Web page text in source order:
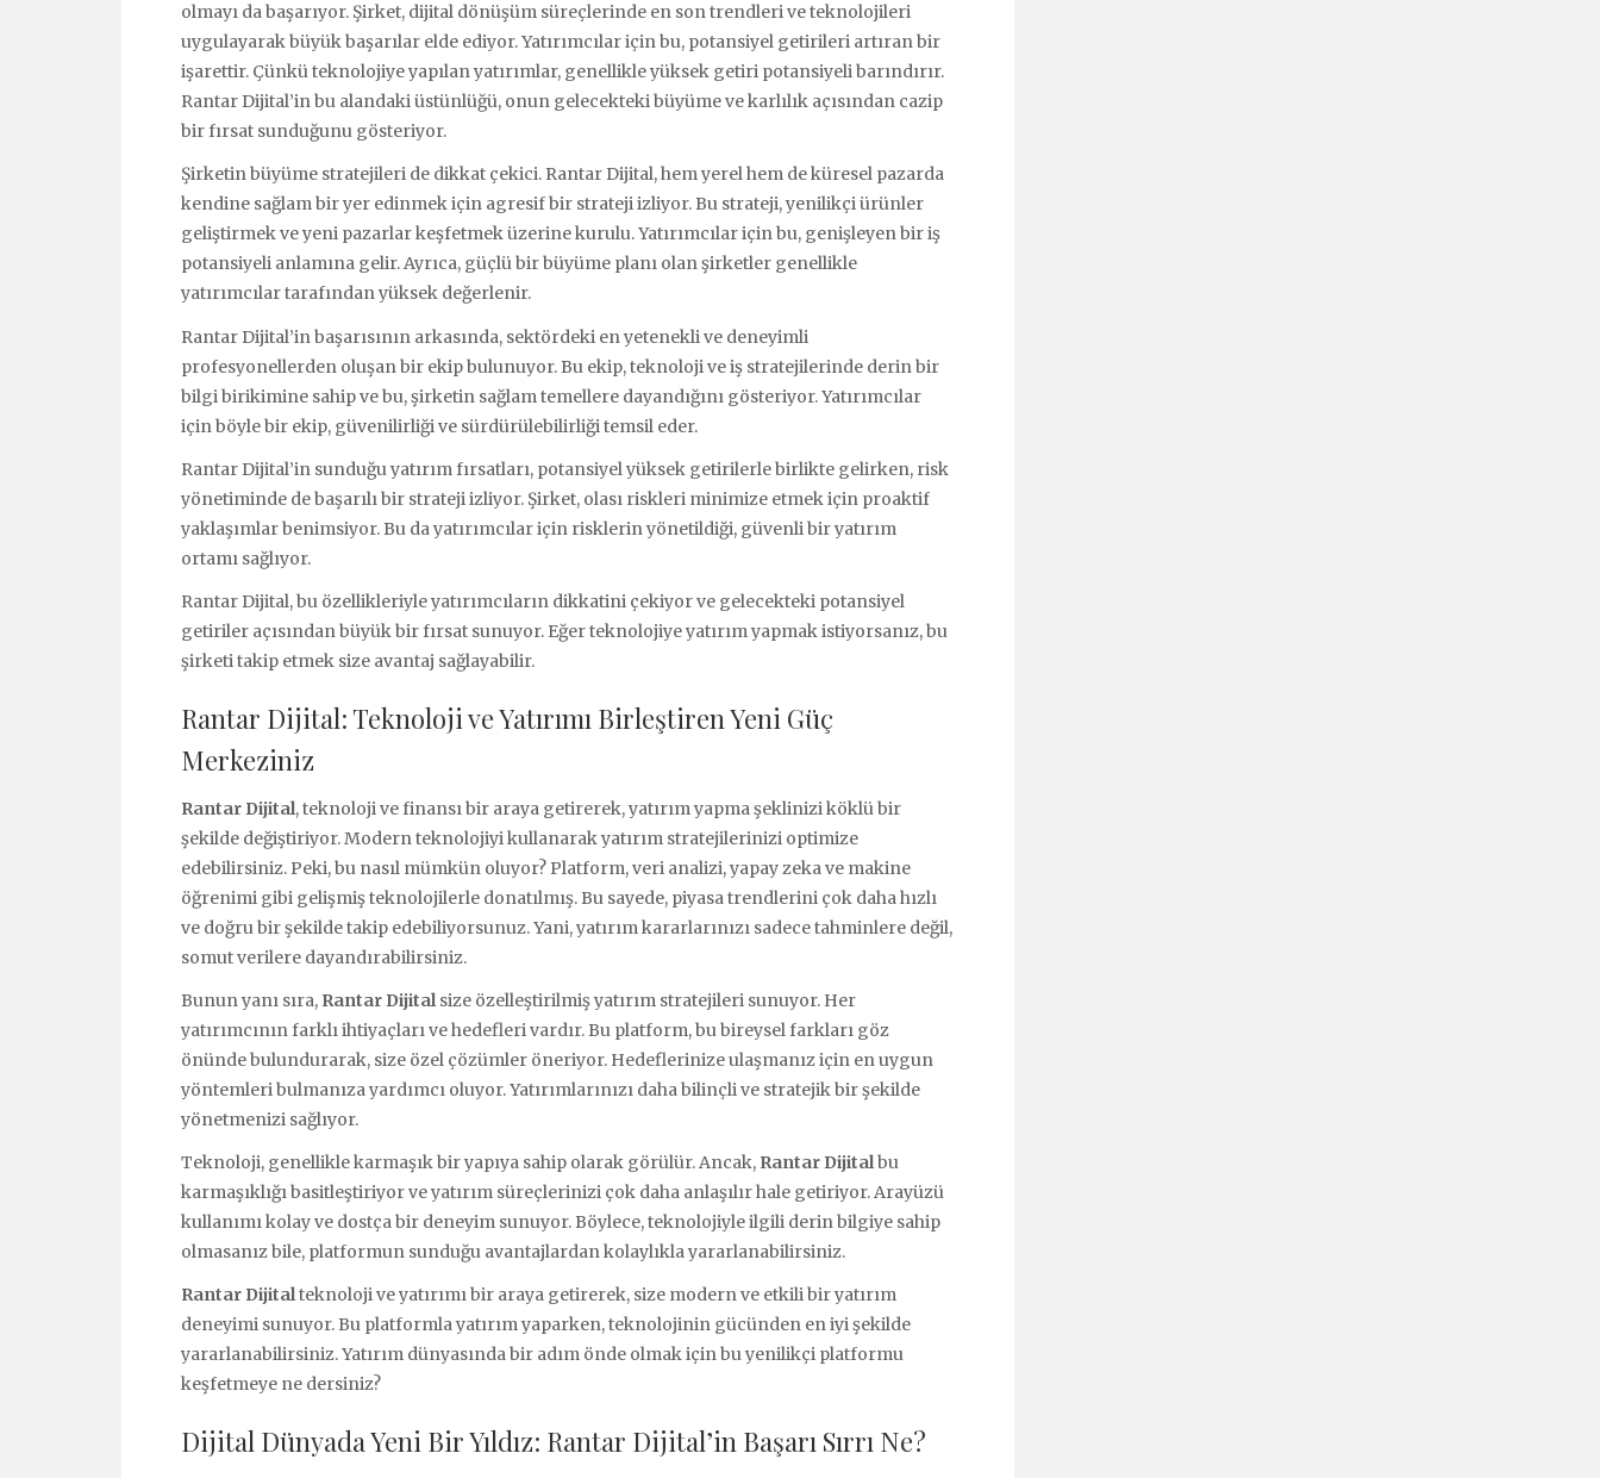
olmayı da başarıyor. Şirket, dijital dönüşüm süreçlerinde en son trendleri ve teknolojileri
uygulayarak büyük başarılar elde ediyor. Yatırımcılar için bu, potansiyel getirileri artıran bir
işarettir. Çünkü teknolojiye yapılan yatırımlar, genellikle yüksek getiri potansiyeli barındırır.
Rantar Dijital’in bu alandaki üstünlüğü, onun gelecekteki büyüme ve karlılık açısından cazip
bir fırsat sunduğunu gösteriyor.
Şirketin büyüme stratejileri de dikkat çekici. Rantar Dijital, hem yerel hem de küresel pazarda
kendine sağlam bir yer edinmek için agresif bir strateji izliyor. Bu strateji, yenilikçi ürünler
geliştirmek ve yeni pazarlar keşfetmek üzerine kurulu. Yatırımcılar için bu, genişleyen bir iş
potansiyeli anlamına gelir. Ayrıca, güçlü bir büyüme planı olan şirketler genellikle
yatırımcılar tarafından yüksek değerlenir.
Rantar Dijital’in başarısının arkasında, sektördeki en yetenekli ve deneyimli
profesyonellerden oluşan bir ekip bulunuyor. Bu ekip, teknoloji ve iş stratejilerinde derin bir
bilgi birikimine sahip ve bu, şirketin sağlam temellere dayandığını gösteriyor. Yatırımcılar
için böyle bir ekip, güvenilirliği ve sürdürülebilirliği temsil eder.
Rantar Dijital’in sunduğu yatırım fırsatları, potansiyel yüksek getirilerle birlikte gelirken, risk
yönetiminde de başarılı bir strateji izliyor. Şirket, olası riskleri minimize etmek için proaktif
yaklaşımlar benimsiyor. Bu da yatırımcılar için risklerin yönetildiği, güvenli bir yatırım
ortamı sağlıyor.
Rantar Dijital, bu özellikleriyle yatırımcıların dikkatini çekiyor ve gelecekteki potansiyel
getiriler açısından büyük bir fırsat sunuyor. Eğer teknolojiye yatırım yapmak istiyorsanız, bu
şirketi takip etmek size avantaj sağlayabilir.
Rantar Dijital: Teknoloji ve Yatırımı Birleştiren Yeni Güç
Merkeziniz
Rantar Dijital, teknoloji ve finansı bir araya getirerek, yatırım yapma şeklinizi köklü bir
şekilde değiştiriyor. Modern teknolojiyi kullanarak yatırım stratejilerinizi optimize
edebilirsiniz. Peki, bu nasıl mümkün oluyor? Platform, veri analizi, yapay zeka ve makine
öğrenimi gibi gelişmiş teknolojilerle donatılmış. Bu sayede, piyasa trendlerini çok daha hızlı
ve doğru bir şekilde takip edebiliyorsunuz. Yani, yatırım kararlarınızı sadece tahminlere değil,
somut verilere dayandırabilirsiniz.
Bunun yanı sıra, Rantar Dijital size özelleştirilmiş yatırım stratejileri sunuyor. Her
yatırımcının farklı ihtiyaçları ve hedefleri vardır. Bu platform, bu bireysel farkları göz
önünde bulundurarak, size özel çözümler öneriyor. Hedeflerinize ulaşmanız için en uygun
yöntemleri bulmanıza yardımcı oluyor. Yatırımlarınızı daha bilinçli ve stratejik bir şekilde
yönetmenizi sağlıyor.
Teknoloji, genellikle karmaşık bir yapıya sahip olarak görülür. Ancak, Rantar Dijitalbu
karmaşıklığı basitleştiriyor ve yatırım süreçlerinizi çok daha anlaşılır hale getiriyor. Arayüzü
kullanımı kolay ve dostça bir deneyim sunuyor. Böylece, teknolojiyle ilgili derin bilgiye sahip
olmasanız bile, platformun sunduğu avantajlardan kolaylıkla yararlanabilirsiniz.
Rantar Dijitalteknoloji ve yatırımı bir araya getirerek, size modern ve etkili bir yatırım
deneyimi sunuyor. Bu platformla yatırım yaparken, teknolojinin gücünden en iyi şekilde
yararlanabilirsiniz. Yatırım dünyasında bir adım önde olmak için bu yenilikçi platformu
keşfetmeye ne dersiniz?
Dijital Dünyada Yeni Bir Yıldız: Rantar Dijital’in Başarı Sırrı Ne?